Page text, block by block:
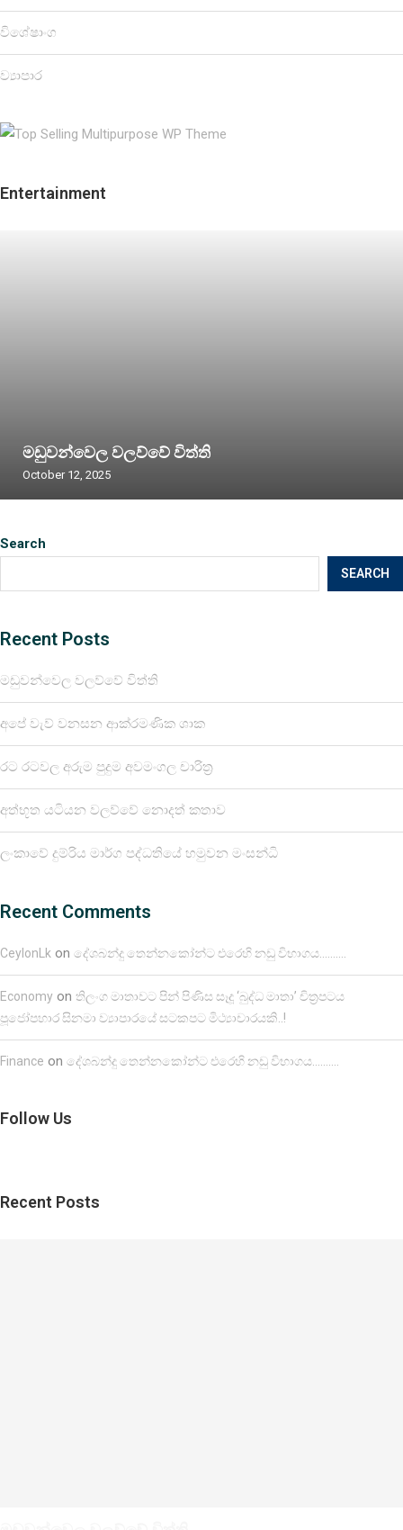
Search
SEARCH
Recent Posts
මඩුවන්වෙල වලව්වේ විත්ති
අපේ වැව් වනසන ආක්රමණික ශාක
රට රටවල අරුම පුදුම අවමංගල චාරිත්‍ර
අත්භූත යටියන වලව්වේ නොදත් කතාව
ලංකාවේ දුම්රිය මාර්ග පද්ධතියේ හමුවන මංසන්ධි
Recent Comments
CeylonLk on දේශබන්දු තෙන්නකෝන්ට එරෙහි නඩු විභාගය……….
Economy on තිලංග මාතාවට පින් පිණිස සෑදූ ‘බුද්ධ මාතා’ චිත්‍රපටය
පූජෝපහාර සිනමා ව්‍යාපාරයේ සටකපට මිථ්‍යාචාරයකි..!
Finance on දේශබන්දු තෙන්නකෝන්ට එරෙහි නඩු විභාගය……….
Follow Us
Recent Posts
විශේෂාංග
ව්‍යාපාර
Entertainment
මඩුවන්වෙල වලව්වේ විත්ති
October 12, 2025